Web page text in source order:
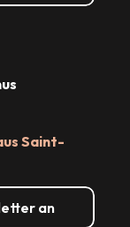
Saint-
an